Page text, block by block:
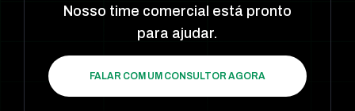
Nosso time comercial está pronto
para ajudar.
FALAR COM UM CONSULTOR AGORA